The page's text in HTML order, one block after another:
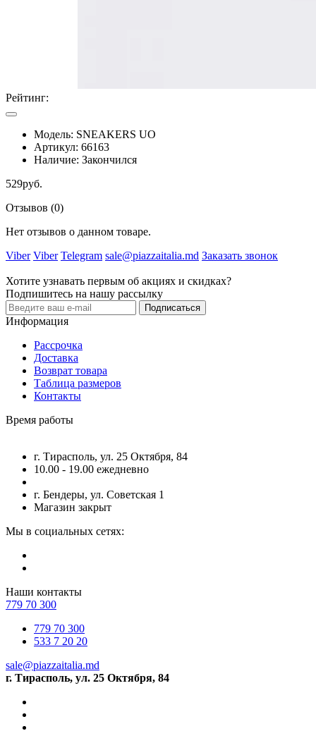
Рейтинг:
Модель: SNEAKERS UO
Артикул: 66163
Наличие: Закончился
529руб.
Отзывов (0)
Нет отзывов о данном товаре.
Viber Viber Telegram sale@piazzaitalia.md Заказать звонок
Хотите узнавать первым об акциях и скидках?
Подпишитесь на нашу рассылку
Подписаться
Информация
Рассрочка
Доставка
Возврат товара
Таблица размеров
Контакты
Время работы
г. Тирасполь, ул. 25 Октября, 84
10.00 - 19.00 ежедневно
г. Бендеры, ул. Советская 1
Магазин закрыт
Мы в социальных сетях:
Наши контакты
779 70 300
779 70 300
533 7 20 20
sale@piazzaitalia.md
г. Тирасполь, ул. 25 Октября, 84